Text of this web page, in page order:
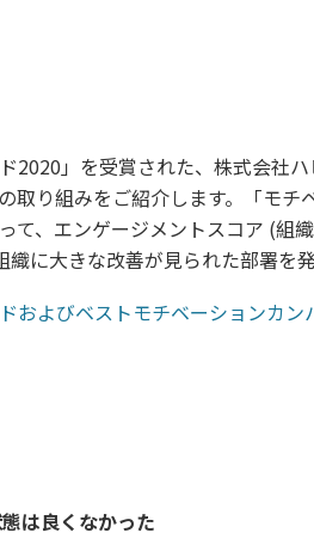
2020」を受賞された、株式会社
取り組みをご紹介します。「モチ
て、エンゲージメントスコア (組
に大きな改善が見られた部署を
およびベストモチベーションカン
は良くなかった